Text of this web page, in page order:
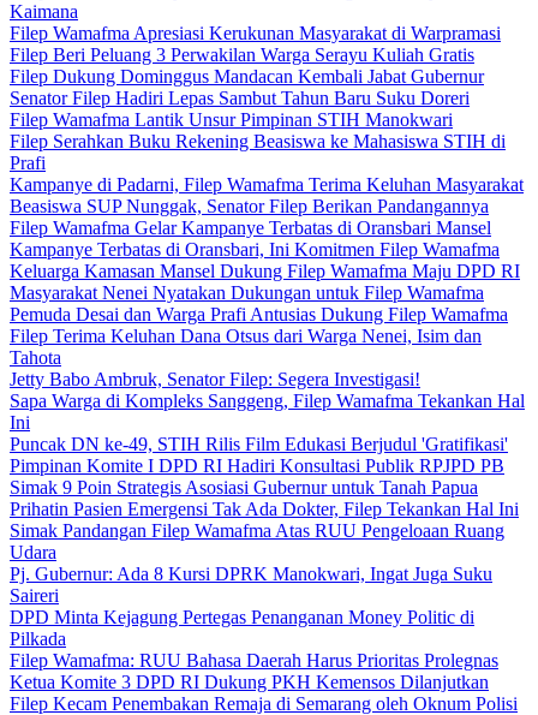
Kaimana
Filep Wamafma Apresiasi Kerukunan Masyarakat di Warpramasi
Filep Beri Peluang 3 Perwakilan Warga Serayu Kuliah Gratis
Filep Dukung Dominggus Mandacan Kembali Jabat Gubernur
Senator Filep Hadiri Lepas Sambut Tahun Baru Suku Doreri
Filep Wamafma Lantik Unsur Pimpinan STIH Manokwari
Filep Serahkan Buku Rekening Beasiswa ke Mahasiswa STIH di
Prafi
Kampanye di Padarni, Filep Wamafma Terima Keluhan Masyarakat
Beasiswa SUP Nunggak, Senator Filep Berikan Pandangannya
Filep Wamafma Gelar Kampanye Terbatas di Oransbari Mansel
Kampanye Terbatas di Oransbari, Ini Komitmen Filep Wamafma
Keluarga Kamasan Mansel Dukung Filep Wamafma Maju DPD RI
Masyarakat Nenei Nyatakan Dukungan untuk Filep Wamafma
Pemuda Desai dan Warga Prafi Antusias Dukung Filep Wamafma
Filep Terima Keluhan Dana Otsus dari Warga Nenei, Isim dan
Tahota
Jetty Babo Ambruk, Senator Filep: Segera Investigasi!
Sapa Warga di Kompleks Sanggeng, Filep Wamafma Tekankan Hal
Ini
Puncak DN ke-49, STIH Rilis Film Edukasi Berjudul 'Gratifikasi'
Pimpinan Komite I DPD RI Hadiri Konsultasi Publik RPJPD PB
Simak 9 Poin Strategis Asosiasi Gubernur untuk Tanah Papua
Prihatin Pasien Emergensi Tak Ada Dokter, Filep Tekankan Hal Ini
Simak Pandangan Filep Wamafma Atas RUU Pengeloaan Ruang
Udara
Pj. Gubernur: Ada 8 Kursi DPRK Manokwari, Ingat Juga Suku
Saireri
DPD Minta Kejagung Pertegas Penanganan Money Politic di
Pilkada
Filep Wamafma: RUU Bahasa Daerah Harus Prioritas Prolegnas
Ketua Komite 3 DPD RI Dukung PKH Kemensos Dilanjutkan
Filep Kecam Penembakan Remaja di Semarang oleh Oknum Polisi